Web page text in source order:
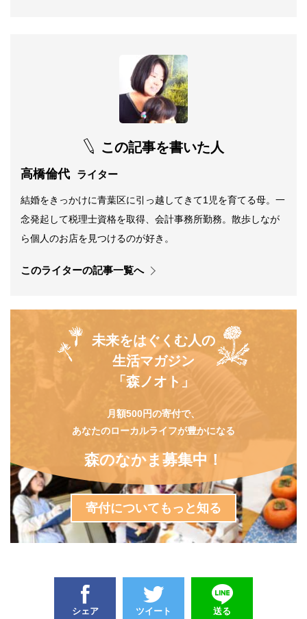
この記事を書いた人
高橋倫代 ライター
結婚をきっかけに青葉区に引っ越してきて1児を育てる母。一
念発起して税理士資格を取得、会計事務所勤務。散歩しなが
ら個人のお店を見つけるのが好き。
このライターの記事一覧へ
未来をはぐくむ人の
生活マガジン
「森ノオト」
月額500円の寄付で、
あなたのローカルライフが豊かになる
森のなかま募集中！
寄付についてもっと知る
シェア ツイート 送る